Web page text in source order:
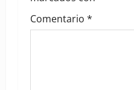
t
Comentario *